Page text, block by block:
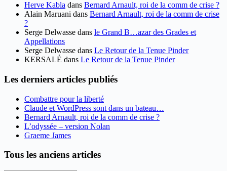
Herve Kabla dans Bernard Arnault, roi de la comm de crise ?
Alain Maruani dans Bernard Arnault, roi de la comm de crise
?
Serge Delwasse dans le Grand B…azar des Grades et
Appellations
Serge Delwasse dans Le Retour de la Tenue Pinder
KERSALÉ dans Le Retour de la Tenue Pinder
Les derniers articles publiés
Combattre pour la liberté
Claude et WordPress sont dans un bateau…
Bernard Arnault, roi de la comm de crise ?
L’odyssée – version Nolan
Graeme James
Tous les anciens articles